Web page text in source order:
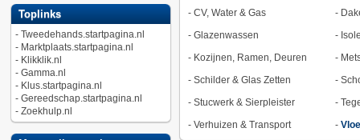
Toplinks
- Tweedehands.startpagina.nl
- Marktplaats.startpagina.nl
- Klikklik.nl
- Gamma.nl
- Klus.startpagina.nl
- Gereedschap.startpagina.nl
- Zoekhulp.nl
- CV, Water & Gas -
- Glazenwassen -
- Kozijnen, Ramen, Deuren -
- Schilder & Glas Zetten -
- Stucwerk & Sierpleister -
- Verhuizen & Transport -